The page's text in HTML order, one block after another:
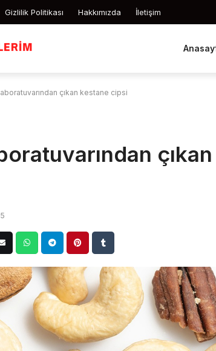
Gizlilik Politikası Hakkımızda İletişim
çıkan kestane cipsi